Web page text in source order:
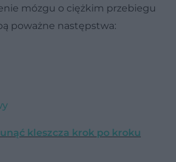
mózgu o ciężkim przebiegu
poważne następstwa:
kleszcza krok po kroku